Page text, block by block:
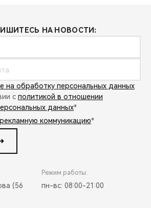
НА НОВОСТИ:
на обработку персональных данных
с политикой в отношении
данных*
рекламную коммуникацию*
(56
Режим работы:
пн-вс: 08:00-21:00